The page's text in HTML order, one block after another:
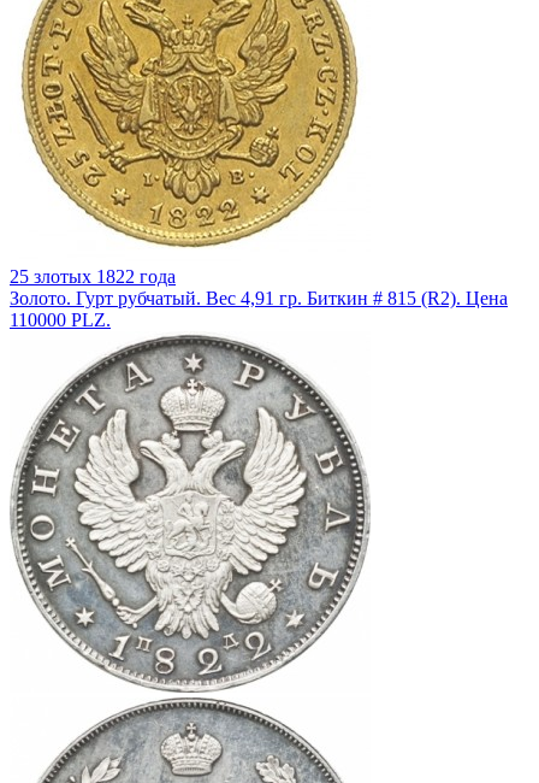
25 злотых 1822 года
Золото. Гурт рубчатый. Вес 4,91 гр. Биткин # 815 (R2). Цена
110000 PLZ.